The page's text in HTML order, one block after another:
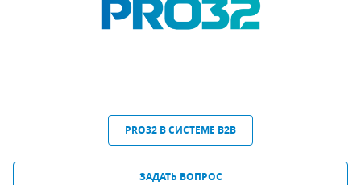
PRO32 В СИСТЕМЕ B2B
ЗАДАТЬ ВОПРОС